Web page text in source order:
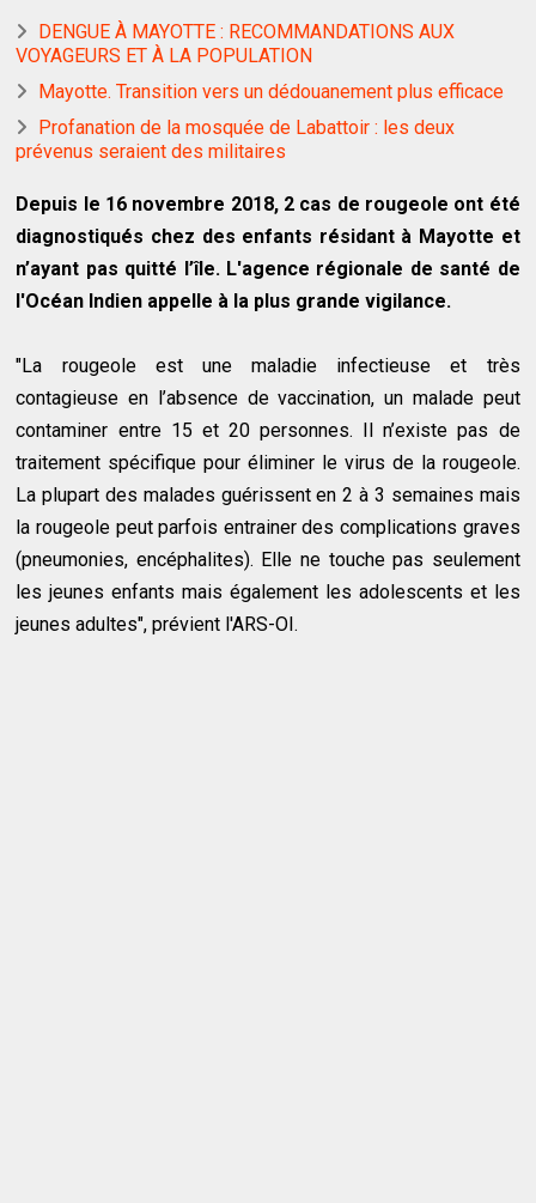
DENGUE À MAYOTTE : RECOMMANDATIONS AUX
VOYAGEURS ET À LA POPULATION
Mayotte. Transition vers un dédouanement plus efficace
Profanation de la mosquée de Labattoir : les deux
prévenus seraient des militaires
Depuis le 16 novembre 2018, 2 cas de rougeole ont été
diagnostiqués chez des enfants résidant à Mayotte et
n’ayant pas quitté l’île. L'agence régionale de santé de
l'Océan Indien appelle à la plus grande vigilance.
"La rougeole est une maladie infectieuse et très
contagieuse en l’absence de vaccination, un malade peut
contaminer entre 15 et 20 personnes. Il n’existe pas de
traitement spécifique pour éliminer le virus de la rougeole.
La plupart des malades guérissent en 2 à 3 semaines mais
la rougeole peut parfois entrainer des complications graves
(pneumonies, encéphalites). Elle ne touche pas seulement
les jeunes enfants mais également les adolescents et les
jeunes adultes", prévient l'ARS-OI.